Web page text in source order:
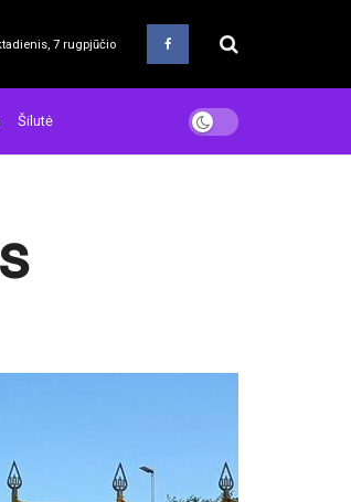
7 rugpjūčio
Šilutė